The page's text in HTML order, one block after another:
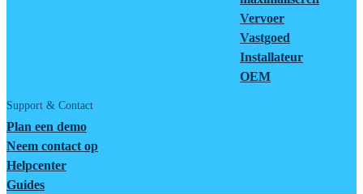
Vervoer
Vastgoed
Installateur
OEM
Support & Contact
Plan een demo
Neem contact op
Helpcenter
Guides